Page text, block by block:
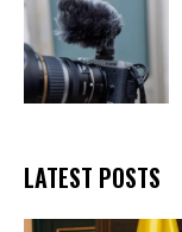
LATEST POSTS